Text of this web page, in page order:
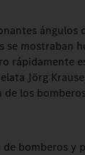
ángulos
se mostraban
rápidamente
Jörg
de los
bomberos y